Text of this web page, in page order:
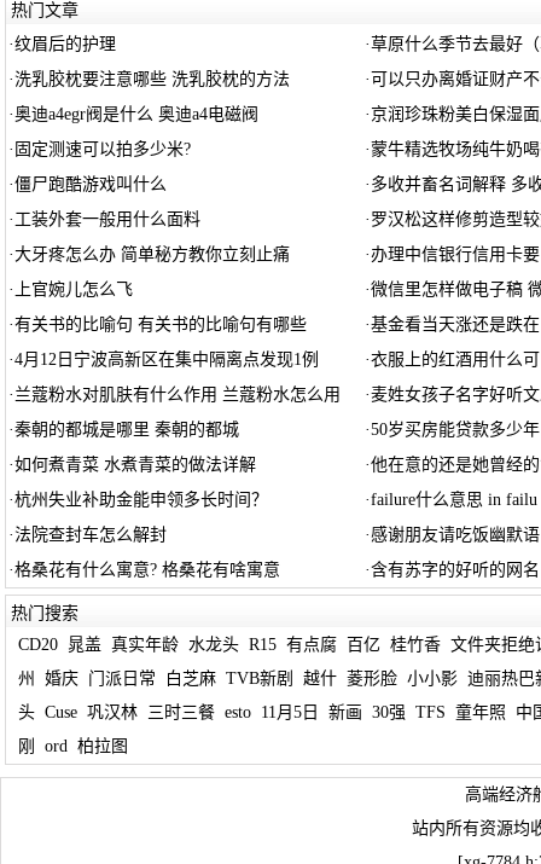
热门文章
·纹眉后的护理 ·草原什么季节去最好
· 洗乳胶枕要注意哪些 洗乳胶枕的方法 · 可以只办离婚证财产
·奥迪a4egr阀是什么 奥迪a4电磁阀 · 京润珍珠粉美白保湿
· 固定测速可以拍多少米? · 蒙牛精选牧场纯牛奶
·僵尸跑酷游戏叫什么 · 多收并畜名词解释 多
· 工装外套一般用什么面料 · 罗汉松这样修剪造型
·大牙疼怎么办 简单秘方教你立刻止痛 ·办理中信银行信用卡
· 上官婉儿怎么飞 ·微信里怎样做电子稿
·有关书的比喻句 有关书的比喻句有哪些 ·基金看当天涨还是跌
·4月12日宁波高新区在集中隔离点发现1例 ·衣服上的红酒用什么
· 兰蔻粉水对肌肤有什么作用 兰蔻粉水怎么用 ·麦姓女孩子名字好听
·秦朝的都城是哪里 秦朝的都城 ·50岁买房能贷款多少年
·如何煮青菜 水煮青菜的做法详解 ·他在意的还是她曾经
·杭州失业补助金能申领多长时间？ ·failure什么意思 in failu
· 法院查封车怎么解封 ·感谢朋友请吃饭幽默语
·格桑花有什么寓意? 格桑花有啥寓意 ·含有苏字的好听的网
热门搜索
CD20
晁盖 真实年龄 水龙头 R15 有点腐 百亿 桂竹香 文件夹拒绝
州
婚庆 门派日常 白芝麻 TVB新剧 越什 菱形脸 小小影 迪丽热巴
头 Cuse 巩汉林 三时三餐 esto 11月5日 新画 30强 TFS 童年照
中
刚
ord 柏拉图
高端经济
站内所有资源均